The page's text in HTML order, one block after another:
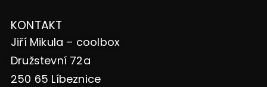
KONTAKT
Jiří Mikula – coolbox
Družstevní 72a
250 65 Líbeznice